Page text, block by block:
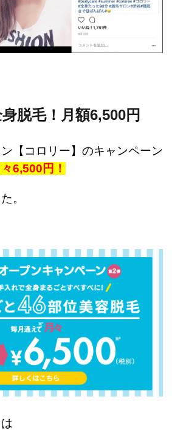
脱毛！月額6,500円
【コロリー】のキャンペーン
6,500円！
。